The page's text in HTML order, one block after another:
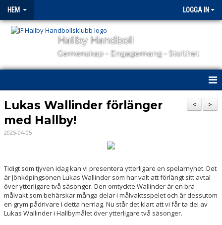
HEM LOGGA IN
Hallby Handboll
Gemenskap - Engagemang - Stolthet
HEM
HALLBY I SAMHÄLLET
OM KLUBBEN
KONTAKT
SAMARBETSPARTNERS
>
<
Lukas Wallinder förlänger
med Hallby!
2025-04-05
Tidigt som tjyven idag kan vi presentera ytterligare en spelarnyhet. Det
är Jönköpingsonen Lukas Wallinder som har valt att förlängt sitt avtal
över ytterligare två säsonger. Den omtyckte Wallinder är en bra
målvakt som behärskar många delar i målvaktsspelet och är dessutom
en grym pådrivare i detta herrlag. Nu står det klart att vi får ta del av
Lukas Wallinder i Hallbymålet över ytterligare två säsonger.